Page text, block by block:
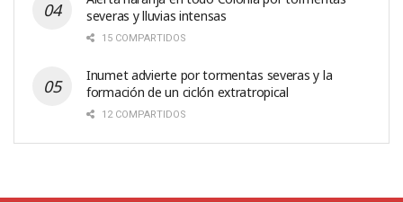
severas y lluvias intensas
15 COMPARTIDOS
Inumet advierte por tormentas severas y la
formación de un ciclón extratropical
12 COMPARTIDOS